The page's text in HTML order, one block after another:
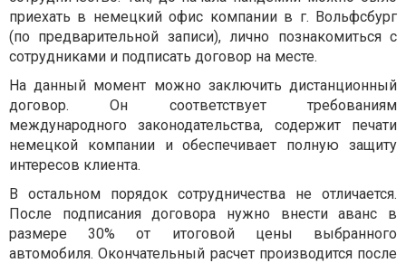
приехать в немецкий офис компании в г. Вольфсбург
(по предварительной записи), лично познакомиться с
сотрудниками и подписать договор на месте.
На данный момент можно заключить дистанционный
договор. Он соответствует требованиям
международного законодательства, содержит печати
немецкой компании и обеспечивает полную защиту
интересов клиента.
В остальном порядок сотрудничества не отличается.
После подписания договора нужно внести аванс в
размере 30% от итоговой цены выбранного
автомобиля. Окончательный расчет производится после